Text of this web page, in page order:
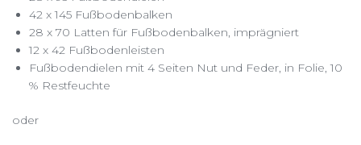
42 x 145 Fußbodenbalken
28 x 70 Latten für Fußbodenbalken, imprägniert
12 x 42 Fußbodenleisten
Fußbodendielen mit 4 Seiten Nut und Feder, in Folie, 10
% Restfeuchte
oder